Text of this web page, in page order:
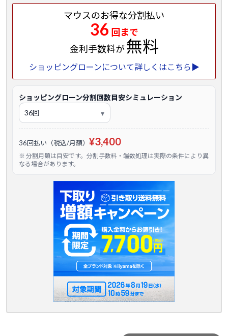
マウスのお得な分割払い
36 回まで
金利手数料が無料
ショッピングローンについて詳しくはこちら▶
ショッピングローン分割回数目安シミュレーション
36回払い（税込/月額） ¥3,400
※ 分割月額は目安です。分割手数料・端数処理は実際の条件により異
なる場合があります。